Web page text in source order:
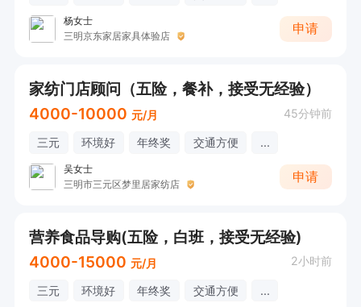
杨女士
三明京东家居家具体验店
申请
家纺门店顾问（五险，餐补，接受无经验）
4000-10000 元/月 45分钟前
三元 环境好 年终奖 交通方便 ...
吴女士
三明市三元区梦里居家纺店
申请
营养食品导购(五险，白班，接受无经验)
4000-15000 元/月 2小时前
三元 环境好 年终奖 交通方便 ...